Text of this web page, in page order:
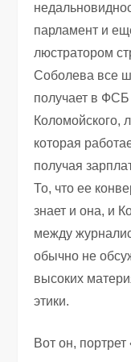
парламент и
люстратором
Соболева все
получает в ФСБ
Коломойского,
которая
получая
То, что ее
знает и она, и
между
обычно не
высоких
этики.
Вот он, портрет